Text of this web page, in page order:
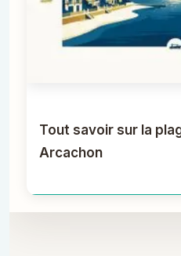
Tout savoir sur la
Arcachon